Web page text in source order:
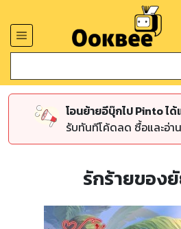
โอนย้ายอีบุ๊กไป Pinto ไ
รับทันทีโค้ดลด ซื้อและอ่า
รักร้ายของ